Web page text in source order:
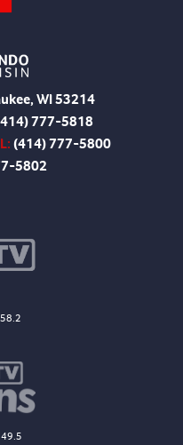
WI 53214
777-5818
(414) 777-5800
5802
49.5